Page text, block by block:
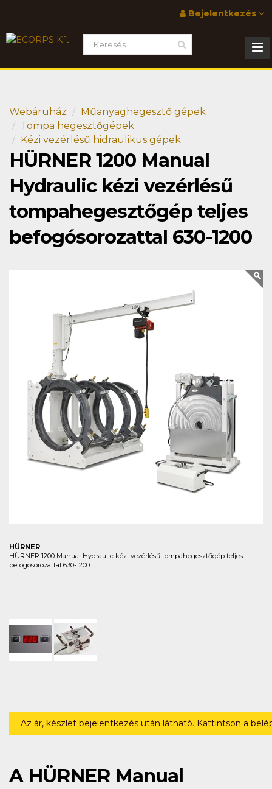
Bejelentkezés
Webáruház
Műanyaghegesztő gépek
Tompa hegesztőgépek
Kézi vezérlésű hidraulikus gépek
HÜRNER 1200 Manual
Hydraulic kézi vezérlésű
tompahegesztőgép teljes
befogósorozattal 630-1200
HÜRNER
HÜRNER 1200 Manual Hydraulic kézi vezérlésű tompahegesztőgép teljes
befogósorozattal 630-1200
Az ár, készlet bejelentkezés után látható. Kattintson a
A HÜRNER Manual